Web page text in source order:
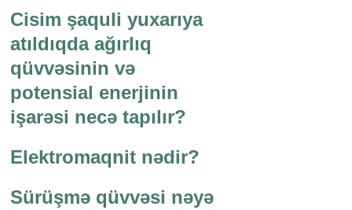
Cisim şaquli yuxarıya
atıldıqda ağırlıq
qüvvəsinin və
potensial enerjinin
işarəsi necə tapılır?
Elektromaqnit nədir?
Sürüşmə qüvvəsi nəyə